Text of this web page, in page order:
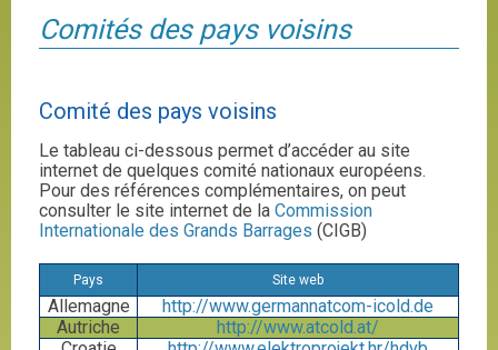
Comités des pays voisins
Comité des pays voisins
Le tableau ci-dessous permet d’accéder au site
internet de quelques comité nationaux européens.
Pour des références complémentaires, on peut
consulter le site internet de la Commission
Internationale des Grands Barrages (CIGB)
Pays Site web
Allemagne
http://www.germannatcom-icold.de
Autriche
http://www.atcold.at/